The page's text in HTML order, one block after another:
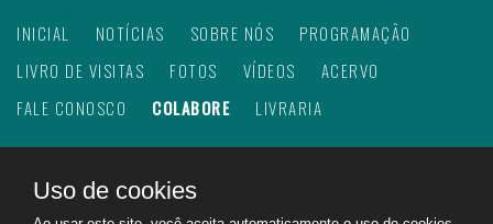
INICIAL NOTÍCIAS SOBRE NÓS
PROGRAMAÇÃO
LIVRO DE VISITAS
FOTOS VÍDEOS
ACERVO
FALE CONOSCO
COLABORE LIVRARIA
2026Web Rádio Fraternidade. Todos os direitos
Uso de cookies